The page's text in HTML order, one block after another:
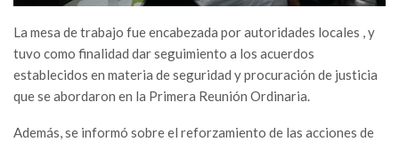
La mesa de trabajo fue encabezada por autoridades locales , y
tuvo como finalidad dar seguimiento a los acuerdos
establecidos en materia de seguridad y procuración de justicia
que se abordaron en la Primera Reunión Ordinaria.
Además, se informó sobre el reforzamiento de las acciones de